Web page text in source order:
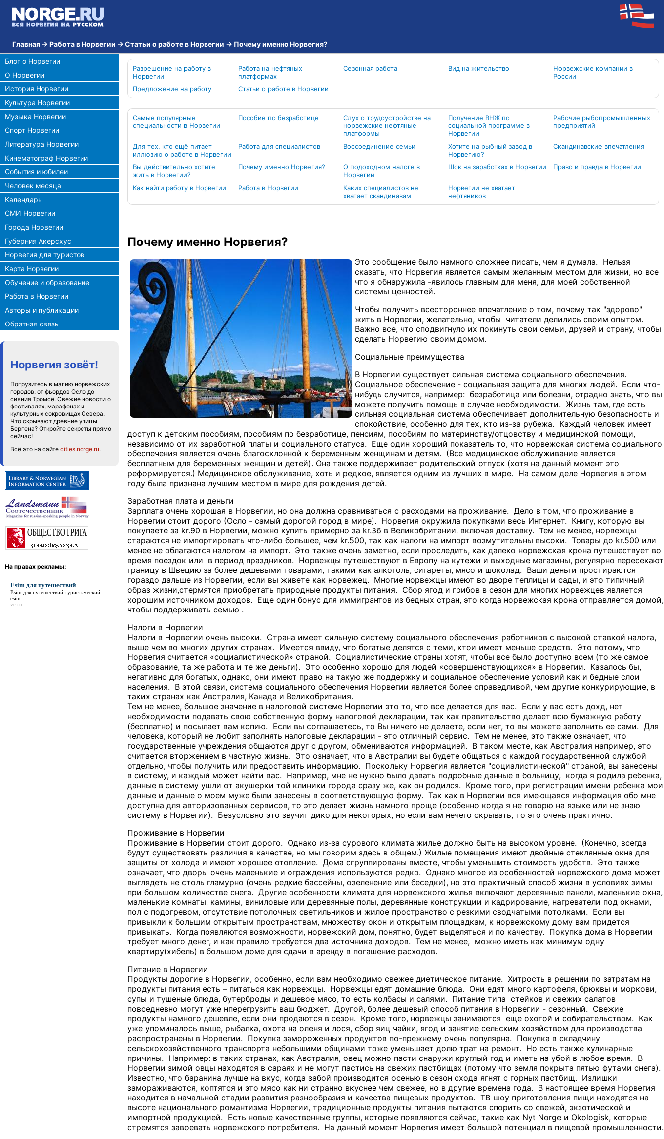
Главная → Работа в Норвегии → Статьи о работе в Норвегии → Почему именно Норвегия?
Блог о Норвегии
О Норвегии
История Норвегии
Культура Норвегии
Музыка Норвегии
Спорт Норвегии
Литература Норвегии
Кинематограф Норвегии
События и юбилеи
Человек месяца
Календарь
СМИ Норвегии
Города Норвегии
Губерния Акерсхус
Норвегия для туристов
Карта Норвегии
Обучение и образование
Работа в Норвегии
Авторы и публикации
Обратная связь
Норвегия зовёт!
Погрузитесь в магию норвежских
городов: от фьордов Осло до
сияния Тромсё. Свежие новости о
фестивалях, марафонах и
культурных сокровищах Севера.
Что скрывают древние улицы
Бергена? Откройте секреты прямо
сейчас!
Всё это на сайте cities.norge.ru.
На правах рекламы:
Esim для путешествий
Esim для путешествийтуристический
esim
vc.ru
Разрешение на работу в
Норвегии
Работа на нефтяных
платформах
Сезонная работа Вид на жительство
Норвежские компании в
России
Предложение на работу
Статьи о работе в Норвегии
Самые популярные
специальности в Норвегии
Пособие по безработице
Слух о трудоустройстве на
норвежские нефтяные
платформы
Получение ВНЖ по
социальной программе в
Норвегии
Рабочие рыбопромышленных
предприятий
Для тех, кто ещё питает
иллюзию о работе в Норвегии
Работа для специалистов Воссоединение семьи
Хотите на рыбный завод в
Норвегию?
Скандинавские впечатления
Вы действительно хотите
жить в Норвегии?
Почему именно Норвегия?
О подоходном налоге в
Норвегии
Шок на заработках в Норвегии Право и правда в Норвегии
Как найти работу в Норвегии Работа в Норвегии
Каких специалистов не
хватает скандинавам
Норвегии не хватает
нефтяников
Почему именно Норвегия?
Это сообщение было намного сложнее писать, чем я думала. Нельзя
сказать, что Норвегия является самым желанным местом для жизни, но все
что я обнаружила -явилось главным для меня, для моей собственной
системы ценностей.
Чтобы получить всестороннее впечатление о том, почему так "здорово"
жить в Норвегии, желательно, чтобы читатели делились своим опытом.
Важно все, что сподвигнуло их покинуть свои семьи, друзей и страну, чтобы
сделать Норвегию своим домом.
Социальные преимущества
В Норвегии существует сильная система социального обеспечения.
Социальное обеспечение - социальная защита для многих людей. Если что-
нибудь случится, например: безработица или болезни, отрадно знать, что вы
можете получить помощь в случае необходимости. Жизнь там, где есть
сильная социальная система обеспечивает дополнительную безопасность и
спокойствие, особенно для тех, кто из-за рубежа. Каждый человек имеет
доступ к детским пособиям, пособиям по безработице, пенсиям, пособиям по материнству/отцовству и медицинской помощи,
независимо от их заработной платы и социального статуса. Еще один хороший показатель то, что норвежская система социального
обеспечения является очень благосклонной к беременным женщинам и детям. (Все медицинское обслуживание является
бесплатным для беременных женщин и детей). Она также поддерживает родительский отпуск (хотя на данный момент это
реформируется.) Медицинское обслуживание, хоть и редкое, является одним из лучших в мире. На самом деле Норвегия в этом
году была признана лучшим местом в мире для рождения детей.
Заработная плата и деньги
Зарплата очень хорошая в Норвегии, но она должна сравниваться с расходами на проживание. Дело в том, что проживание в
Норвегии стоит дорого (Осло - самый дорогой город в мире). Норвегия окружила покупками весь Интернет. Книгу, которую вы
покупаете за kr.90 в Норвегии, можно купить примерно за kr.36 в Великобритании, включая доставку. Тем не менее, норвежцы
стараются не импортировать что-либо большее, чем kr.500, так как налоги на импорт возмутительны высоки. Товары до kr.500 или
менее не облагаются налогом на импорт. Это также очень заметно, если проследить, как далеко норвежская крона путешествует во
время поездок или в период праздников. Норвежцы путешествуют в Европу на кутежи и выходные магазины, регулярно пересекают
границу в Швецию за более дешевыми товарами, такими как алкоголь, сигареты, мясо и шоколад. Ваши деньги простираются
гораздо дальше из Норвегии, если вы живете как норвежец. Многие норвежцы имеют во дворе теплицы и сады, и это типичный
образ жизни,стермятся приобретать природные продукты питания. Сбор ягод и грибов в сезон для многих норвежцев является
хорошим источником доходов. Еще один бонус для иммигрантов из бедных стран, это когда норвежская крона отправляется домой,
чтобы поддерживать семью .
Налоги в Норвегии
Налоги в Норвегии очень высоки. Страна имеет сильную систему социального обеспечения работников с высокой ставкой налога,
выше чем во многих других странах. Имеется ввиду, что богатые делятся с теми, ктои имеет меньше средств. Это потому, что
Норвегия считается «социалистической» страной. Социалистические страны хотят, чтобы все было доступно всем (то же самое
образование, та же работа и те же деньги). Это особенно хорошо для людей «совершенствующихся» в Норвегии. Казалось бы,
негативно для богатых, однако, они имеют право на такую же поддержку и социальное обеспечение условий как и бедные слои
населения. В этой связи, система социального обеспечения Норвегии является более справедливой, чем другие конкурирующие, в
таких странах как Австралия, Канада и Великобритания.
Тем не менее, большое значение в налоговой системе Норвегии это то, что все делается для вас. Если у вас есть дохд, нет
необходимости подавать свою собственную форму налоговой декларации, так как правительство делает всю бумажную работу
(бесплатно) и посылает вам копию. Если вы соглашаетесь, то Вы ничего не делаете, если нет, то вы можете заполнить ее сами. Для
человека, который не любит заполнять налоговые декларации - это отличный сервис. Тем не менее, это также означает, что
государственные учреждения общаются друг с другом, обмениваются информацией. В таком месте, как Австралия например, это
считается вторжением в частную жизнь. Это означает, что в Австралии вы будете общаться с каждой государственной службой
отдельно, чтобы получить или предоставить информацию. Поскольку Норвегия является "социалистической" страной, вы занесены
в систему, и каждый может найти вас. Например, мне не нужно было давать подробные данные в больницу, когда я родила ребенка,
данные в систему ушли от акушерки той клиники города сразу же, как он родился. Кроме того, при регистрации имени ребенка мои
данные и данные о моем муже были занесены в соответствующую форму. Так как в Норвегии вся имеющаяся информация обо мне
доступна для авторизованных сервисов, то это делает жизнь намного проще (особенно когда я не говорю на языке или не знаю
систему в Норвегии). Безусловно это звучит дико для некоторых, но если вам нечего скрывать, то это очень практично.
Проживание в Норвегии
Проживание в Норвегии стоит дорого. Однако из-за сурового климата жилье должно быть на высоком уровне. (Конечно, всегда
будут существовать различия в качестве, но мы говорим здесь в общем.) Жилые помещения имеют двойные стеклянные окна для
защиты от холода и имеют хорошее отопление. Дома сгруппированы вместе, чтобы уменьшить стоимость удобств. Это также
означает, что дворы очень маленькие и ограждения используются редко. Однако многое из особенностей норвежского дома может
выглядеть не столь гламурно (очень редкие бассейны, озеленение или беседки), но это практичный способ жизни в условиях зимы
при большом количестве снега. Другие особенности климата для норвежского жилья включают деревянные панели, маленькие окна,
маленькие комнаты, камины, виниловые или деревянные полы, деревянные конструкции и кадрирование, нагреватели под окнами,
пол с подогревом, отсутствие потолочных светильников и жилое пространство с резкими сводчатыми потолками. Если вы
привыкли к большим открытым пространствам, множеству окон и открытым площадкам, к норвежскому дому вам придется
привыкать. Когда появляются возможности, норвежский дом, понятно, будет выделяться и по качеству. Покупка дома в Норвегии
требует много денег, и как правило требуется два источника доходов. Тем не менее, можно иметь как минимум одну
квартиру(хибель) в большом доме для сдачи в аренду в погашение расходов.
Питание в Норвегии
Продукты дорогие в Норвегии, особенно, если вам необходимо свежее диетическое питание. Хитрость в решении по затратам на
продукты питания есть – питаться как норвежцы. Норвежцы едят домашние блюда. Они едят много картофеля, брюквы и моркови,
супы и тушеные блюда, бутерброды и дешевое мясо, то есть колбасы и салями. Питание типа стейков и свежих салатов
повседневно могут уже нперегрузить ваш бюджет. Другой, более дешевый способ питания в Норвегии - сезонный. Свежие
продукты намного дешевле, если они продаются в сезон. Кроме того, норвежцы занимаются еще охотой и собирательством. Как
уже упоминалось выше, рыбалка, охота на оленя и лося, сбор яиц чайки, ягод и занятие сельским хозяйством для производства
распространены в Норвегии. Покупка замороженных продуктов по-прежнему очень популярна. Покупка в складчину
сельскохозяйственного транспорта небольшими общинами тоже уменьшает долю трат на ремонт. Но есть также кулинарные
причины. Например: в таких странах, как Австралия, овец можно пасти снаружи круглый год и иметь на убой в любое время. В
Норвегии зимой овцы находятся в сараях и не могут пастись на свежих пастбищах (потому что земля покрыта пятью футами снега).
Известно, что баранина лучше на вкус, когда забой производится осенью в сезон схода ягнят с горных пастбищ. Излишки
замораживаются, коптятся и это мясо как ни странно вкуснее чем свежее, но в другие времена года. В настоящее время Норвегия
находится в начальной стадии развития разнообразия и качества пищевых продуктов. ТВ-шоу приготовления пищи находятся на
высоте национального романтизма Норвегии, традиционные продукты питания пытаются спорить со свежей, экзотической и
импортной продукцией. Есть новые качественные группы, которые появляются сейчас, такие как Nyt Norge и Okologisk, которые
стремятся завоевать норвежского потребителя. На данный момент Норвегия имеет большой потенциал в пищевой промышленности.